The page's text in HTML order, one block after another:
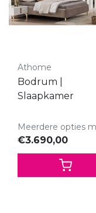
Athome
Bodrum |
Slaapkamer
€3.690,00